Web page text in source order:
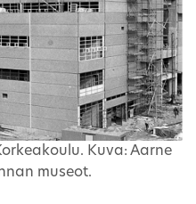
Kuva: Aarne
museot.